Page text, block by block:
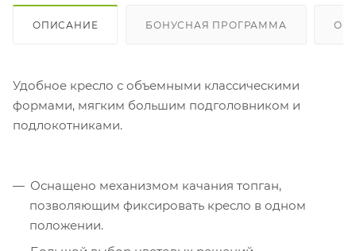
ОПИСАНИЕ БОНУСНАЯ ПРОГРАММА
Удобное кресло с объемными классическими
формами, мягким большим подголовником и
подлокотниками.
Оснащено механизмом качания топган,
позволяющим фиксировать кресло в одном
положении.